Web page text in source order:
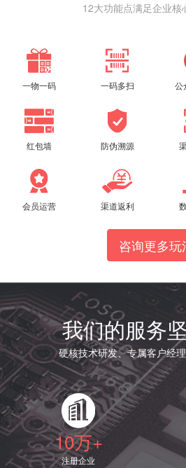
12大功能点满足企业核
一物一码 一码多扫 公
红包墙 防伪溯源
会员运营 渠道返利
咨询更多玩
我们的服务
硬核技术研发、专属客户经
10万+
注册企业